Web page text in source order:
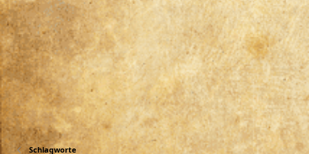
Schlagworte